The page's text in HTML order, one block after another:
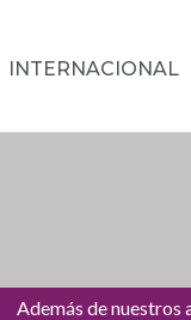
INTERNACIONAL
Además de